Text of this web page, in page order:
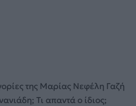
της Μαρίας Νεφέλη Γαζή
Τι απαντά ο ίδιος;